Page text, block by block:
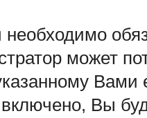
необходимо
может
Вы